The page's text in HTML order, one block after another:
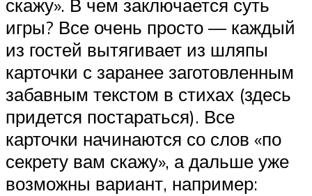
скажу». В чем заключается суть
игры? Все очень просто — каждый
из гостей вытягивает из шляпы
карточки с заранее заготовленным
забавным текстом в стихах (здесь
придется постараться). Все
карточки начинаются со слов «по
секрету вам скажу», а дальше уже
возможны вариант, например: